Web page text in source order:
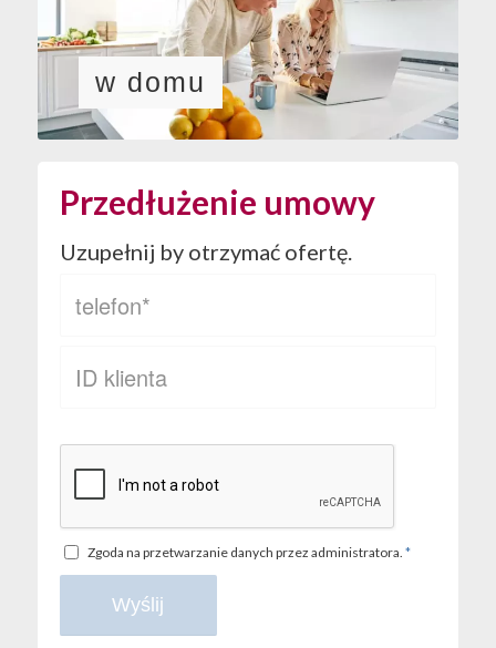
w domu
Przedłużenie umowy
Uzupełnij by otrzymać ofertę.
Zgoda na przetwarzanie danych przez administratora. *